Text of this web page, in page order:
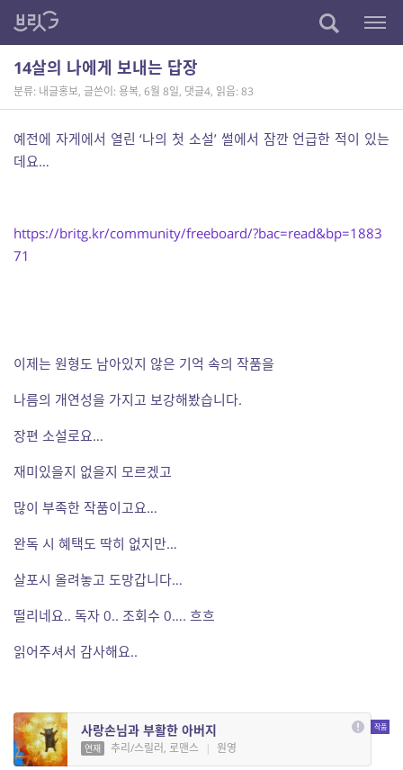
14살의 나에게 보내는 답장
분류: 내글홍보, 글쓴이: 용복, 6월 8일, 댓글4, 읽음: 83
예전에 자게에서 열린 ‘나의 첫 소설’ 썰에서 잠깐 언급한 적이 있는
데요…
https://britg.kr/community/freeboard/?bac=read&bp=1883
71
이제는 원형도 남아있지 않은 기억 속의 작품을
나름의 개연성을 가지고 보강해봤습니다.
장편 소설로요…
재미있을지 없을지 모르겠고
많이 부족한 작품이고요…
완독 시 혜택도 딱히 없지만…
살포시 올려놓고 도망갑니다…
떨리네요.. 독자 0.. 조회수 0…. 흐흐
읽어주셔서 감사해요..
사랑손님과 부활한 아버지
연재 추리/스릴러, 로맨스 | 원영